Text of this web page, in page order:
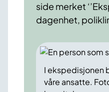
side merket
dagenhet,
I ekspedisjonen
våre ansatte.